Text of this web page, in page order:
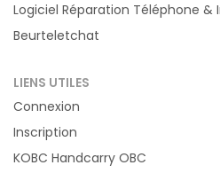
Logiciel Réparation Téléphone
Beurteletchat
LIENS UTILES
Connexion
Inscription
KOBC Handcarry OBC